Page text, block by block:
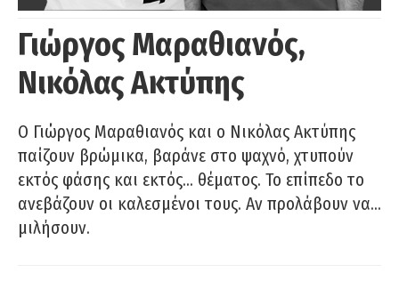
Γιώργος Μαραθιανός,
Νικόλας Ακτύπης
Ο Γιώργος Μαραθιανός και ο Νικόλας Ακτύπης
παίζουν βρώμικα, βαράνε στο ψαχνό, χτυπούν
εκτός φάσης και εκτός… θέματος. Το επίπεδο το
ανεβάζουν οι καλεσμένοι τους. Αν προλάβουν να…
μιλήσουν.